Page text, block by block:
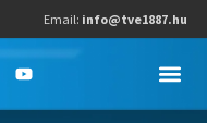
Email: info@tve1887.hu